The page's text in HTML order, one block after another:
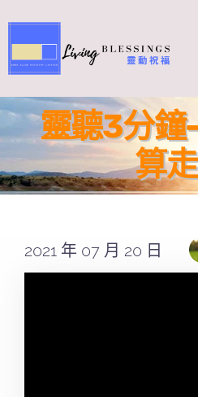
to
content
關於我們
奉獻支持
課程報名
靈聽3分鐘
算
2021 年 07 月 20 日